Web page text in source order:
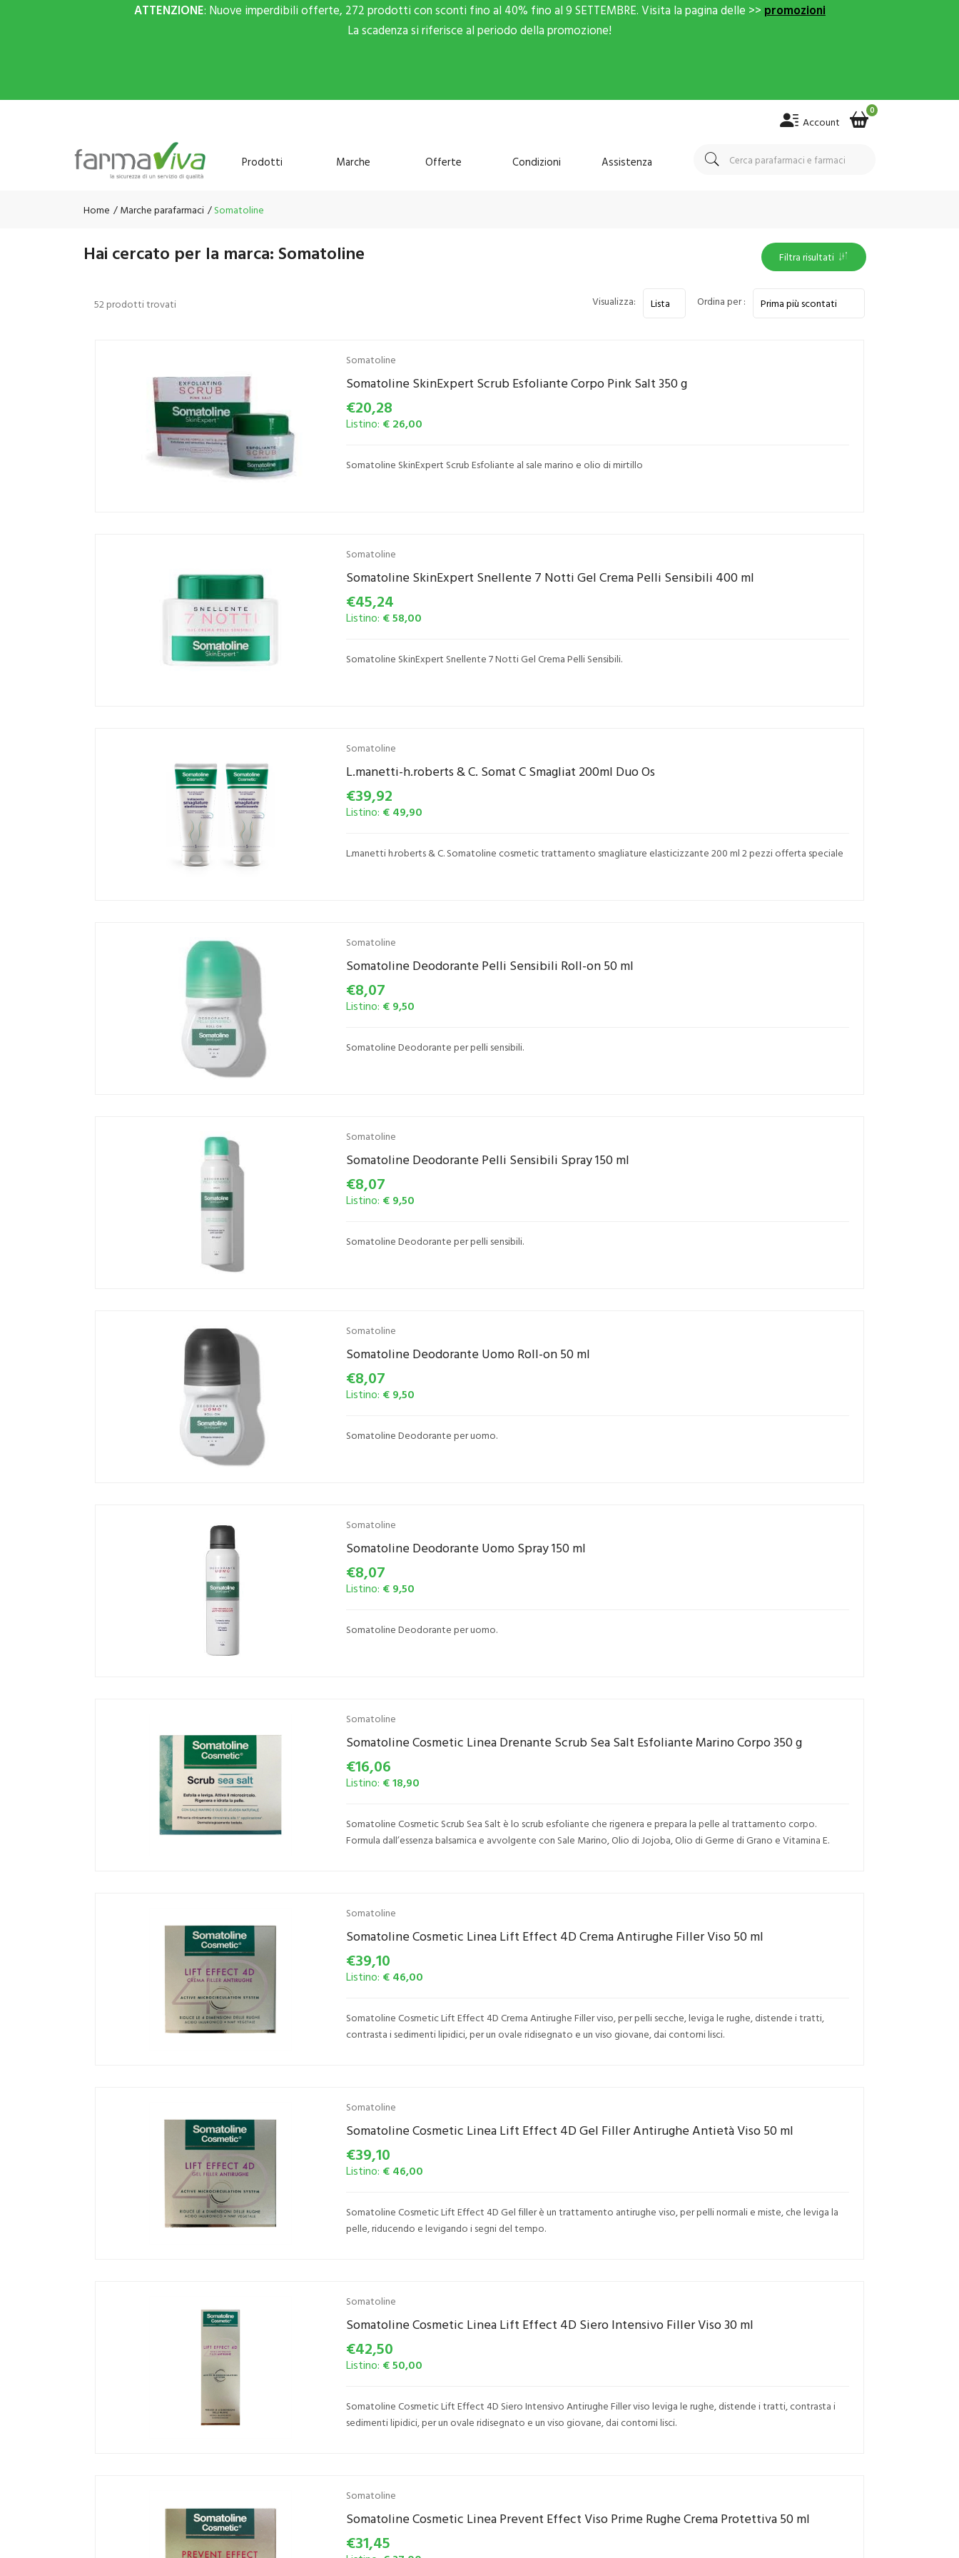
ATTENZIONE: Nuove imperdibili offerte, 272 prodotti con sconti fino al 40% fino al 9 SETTEMBRE. Visita la pagina delle >> promozioni
La scadenza si riferisce al periodo della promozione!
Account
0
Prodotti Marche Offerte Condizioni Assistenza
Home Marche parafarmaci Somatoline
Hai cercato per la marca: Somatoline Filtra risultati
52 prodotti trovati Visualizza: Ordina per :
Somatoline
Somatoline SkinExpert Scrub Esfoliante Corpo Pink Salt 350 g
€20,28
Listino: € 26,00
Somatoline SkinExpert Scrub Esfoliante al sale marino e olio di mirtillo
Somatoline
Somatoline SkinExpert Snellente 7 Notti Gel Crema Pelli Sensibili 400 ml
€45,24
Listino: € 58,00
Somatoline SkinExpert Snellente 7 Notti Gel Crema Pelli Sensibili.
Somatoline
L.manetti-h.roberts & C. Somat C Smagliat 200ml Duo Os
€39,92
Listino: € 49,90
L.manetti h.roberts & C. Somatoline cosmetic trattamento smagliature elasticizzante 200 ml 2 pezzi offerta speciale
Somatoline
Somatoline Deodorante Pelli Sensibili Roll-on 50 ml
€8,07
Listino: € 9,50
Somatoline Deodorante per pelli sensibili.
Somatoline
Somatoline Deodorante Pelli Sensibili Spray 150 ml
€8,07
Listino: € 9,50
Somatoline Deodorante per pelli sensibili.
Somatoline
Somatoline Deodorante Uomo Roll-on 50 ml
€8,07
Listino: € 9,50
Somatoline Deodorante per uomo.
Somatoline
Somatoline Deodorante Uomo Spray 150 ml
€8,07
Listino: € 9,50
Somatoline Deodorante per uomo.
Somatoline
Somatoline Cosmetic Linea Drenante Scrub Sea Salt Esfoliante Marino Corpo 350 g
€16,06
Listino: € 18,90
Somatoline Cosmetic Scrub Sea Salt è lo scrub esfoliante che rigenera e prepara la pelle al trattamento corpo.
Formula dall’essenza balsamica e avvolgente con Sale Marino, Olio di Jojoba, Olio di Germe di Grano e Vitamina E.
Somatoline
Somatoline Cosmetic Linea Lift Effect 4D Crema Antirughe Filler Viso 50 ml
€39,10
Listino: € 46,00
Somatoline Cosmetic Lift Effect 4D Crema Antirughe Filler viso, per pelli secche, leviga le rughe, distende i tratti,
contrasta i sedimenti lipidici, per un ovale ridisegnato e un viso giovane, dai contorni lisci.
Somatoline
Somatoline Cosmetic Linea Lift Effect 4D Gel Filler Antirughe Antietà Viso 50 ml
€39,10
Listino: € 46,00
Somatoline Cosmetic Lift Effect 4D Gel filler è un trattamento antirughe viso, per pelli normali e miste, che leviga la
pelle, riducendo e levigando i segni del tempo.
Somatoline
Somatoline Cosmetic Linea Lift Effect 4D Siero Intensivo Filler Viso 30 ml
€42,50
Listino: € 50,00
Somatoline Cosmetic Lift Effect 4D Siero Intensivo Antirughe Filler viso leviga le rughe, distende i tratti, contrasta i
sedimenti lipidici, per un ovale ridisegnato e un viso giovane, dai contorni lisci.
Somatoline
Somatoline Cosmetic Linea Prevent Effect Viso Prime Rughe Crema Protettiva 50 ml
€31,45